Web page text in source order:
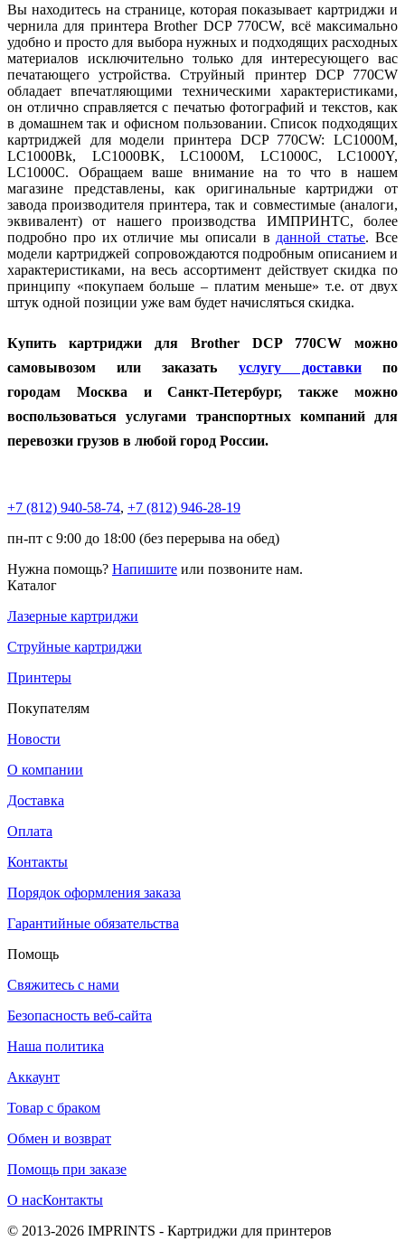
Вы находитесь на странице, которая показывает картриджи и
чернила для принтера Brother DCP 770CW, всё максимально
удобно и просто для выбора нужных и подходящих расходных
материалов исключительно только для интересующего вас
печатающего устройства. Струйный принтер DCP 770CW
обладает впечатляющими техническими характеристиками,
он отлично справляется с печатью фотографий и текстов, как
в домашнем так и офисном пользовании. Список подходящих
картриджей для модели принтера DCP 770CW: LC1000M,
LC1000Bk, LC1000BK, LC1000M, LC1000C, LC1000Y,
LC1000C. Обращаем ваше внимание на то что в нашем
магазине представлены, как оригинальные картриджи от
завода производителя принтера, так и совместимые (аналоги,
эквивалент) от нашего производства ИМПРИНТС, более
подробно про их отличие мы описали в данной статье. Все
модели картриджей сопровождаются подробным описанием и
характеристиками, на весь ассортимент действует скидка по
принципу «покупаем больше – платим меньше» т.е. от двух
штук одной позиции уже вам будет начисляться скидка.
Купить картриджи для Brother DCP 770CW можно
самовывозом или заказать услугу доставкипо
городам Москва и Санкт-Петербург, также можно
воспользоваться услугами транспортных компаний для
перевозки грузов в любой город России.
+7 (812) 940-58-74, +7 (812) 946-28-19
пн-пт с 9:00 до 18:00 (без перерыва на обед)
Нужна помощь? Напишите или позвоните нам.
Каталог
Лазерные картриджи
Струйные картриджи
Принтеры
Покупателям
Новости
О компании
Доставка
Оплата
Контакты
Порядок оформления заказа
Гарантийные обязательства
Помощь
Свяжитесь с нами
Безопасность веб-сайта
Наша политика
Аккаунт
Товар с браком
Обмен и возврат
Помощь при заказе
О насКонтакты
© 2013-2026 IMPRINTS - Картриджи для принтеров